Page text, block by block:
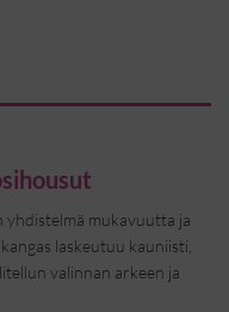
mukavuutta ja
laskeutuu kauniisti,
valinnan arkeen ja